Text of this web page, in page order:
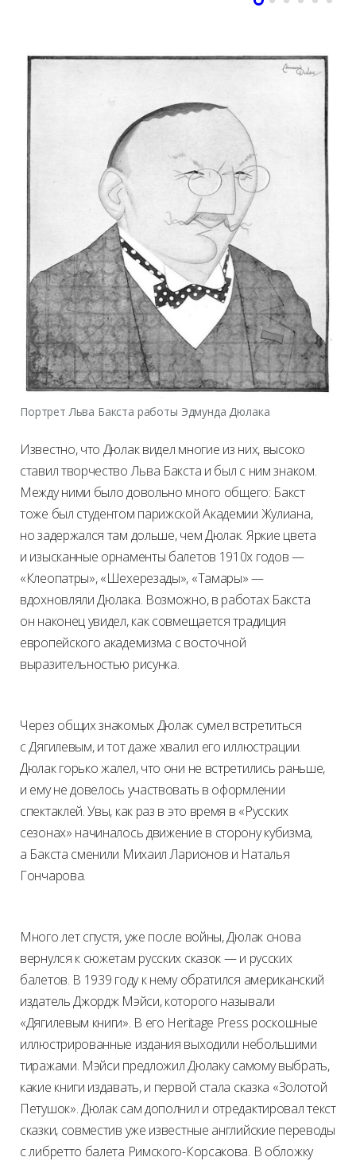
Портрет Льва Бакста работы Эдмунда Дюлака
Известно, что Дюлак видел многие из них, высоко
ставил творчество Льва Бакста и был с ним знаком.
Между ними было довольно много общего: Бакст
тоже был студентом парижской Академии Жулиана,
но задержался там дольше, чем Дюлак. Яркие цвета
и изысканные орнаменты балетов 1910х годов —
«Клеопатры», «Шехерезады», «Тамары» —
вдохновляли Дюлака. Возможно, в работах Бакста
он наконец увидел, как совмещается традиция
европейского академизма с восточной
выразительностью рисунка.
Через общих знакомых Дюлак сумел встретиться
с Дягилевым, и тот даже хвалил его иллюстрации.
Дюлак горько жалел, что они не встретились раньше,
и ему не довелось участвовать в оформлении
спектаклей. Увы, как раз в это время в «Русских
сезонах» начиналось движение в сторону кубизма,
а Бакста сменили Михаил Ларионов и Наталья
Гончарова.
Много лет спустя, уже после войны, Дюлак снова
вернулся к сюжетам русских сказок — и русских
балетов. В 1939 году к нему обратился американский
издатель Джордж Мэйси, которого называли
«Дягилевым книги». В его Heritage Press роскошные
иллюстрированные издания выходили небольшими
тиражами. Мэйси предложил Дюлаку самому выбрать,
какие книги издавать, и первой стала сказка «Золотой
Петушок». Дюлак сам дополнил и отредактировал текст
сказки, совместив уже известные английские переводы
с либретто балета Римского-Корсакова. В обложку